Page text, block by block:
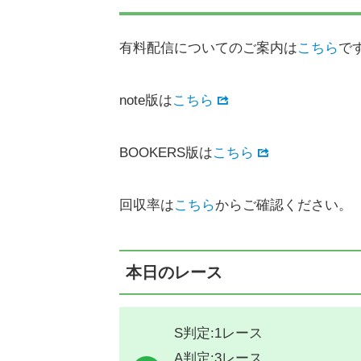
有料配信についてのご案内はこちらで
note版はこちら
BOOKERS版はこちら
回収率はこちらからご確認ください。
本日のレース
S判定:1レース